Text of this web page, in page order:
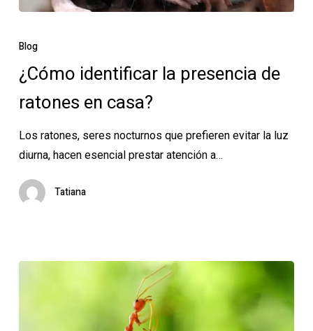
identificar
presencia
de
en
casa?
Blog
¿Cómo identificar la presencia de
ratones en casa?
Los ratones, seres nocturnos que prefieren evitar la luz
diurna, hacen esencial prestar atención a…
Tatiana